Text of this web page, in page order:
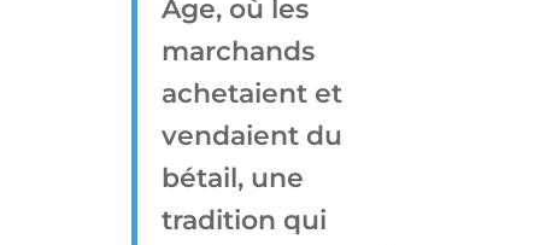
Âge, où les
marchands
achetaient et
vendaient du
bétail, une
tradition qui